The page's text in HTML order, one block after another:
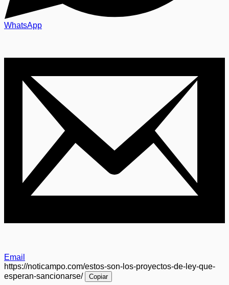
WhatsApp
Email
https://noticampo.com/estos-son-los-proyectos-de-ley-que-
esperan-sancionarse/
Copiar